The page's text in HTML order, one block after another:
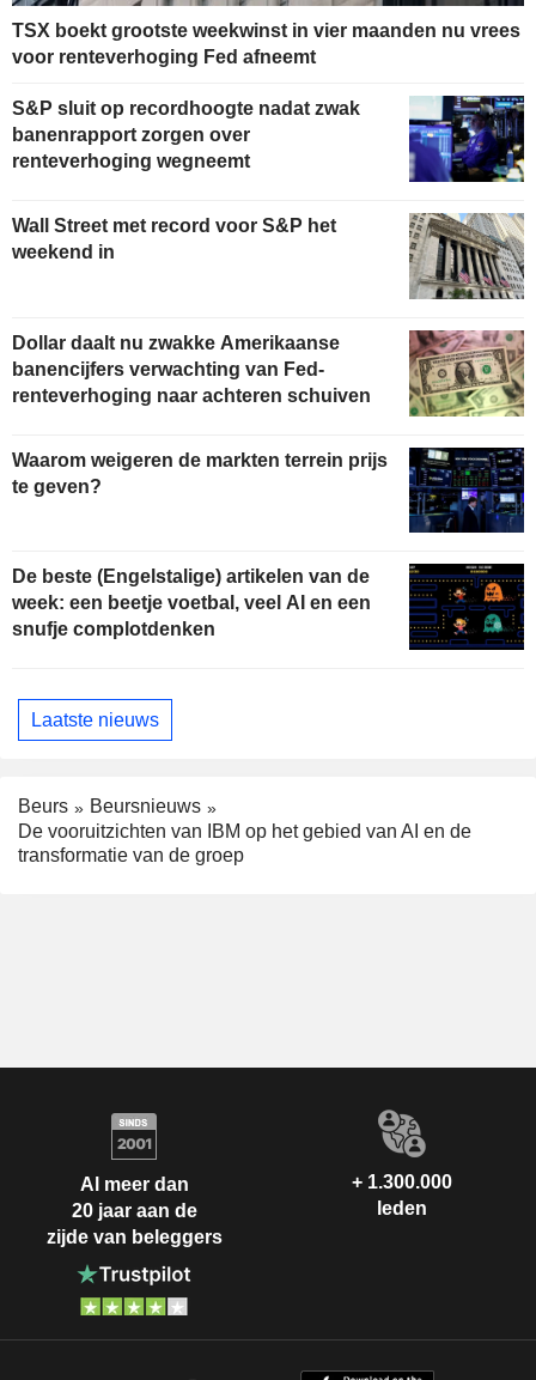
TSX boekt grootste weekwinst in vier maanden nu vrees
voor renteverhoging Fed afneemt
S&P sluit op recordhoogte nadat zwak
banenrapport zorgen over
renteverhoging wegneemt
Wall Street met record voor S&P het
weekend in
Dollar daalt nu zwakke Amerikaanse
banencijfers verwachting van Fed-
renteverhoging naar achteren schuiven
Waarom weigeren de markten terrein prijs
te geven?
De beste (Engelstalige) artikelen van de
week: een beetje voetbal, veel AI en een
snufje complotdenken
Laatste nieuws
Beurs
Beursnieuws
De vooruitzichten van IBM op het gebied van AI en de
transformatie van de groep
Al meer dan
20 jaar aan de
zijde van beleggers
+ 1.300.000
leden